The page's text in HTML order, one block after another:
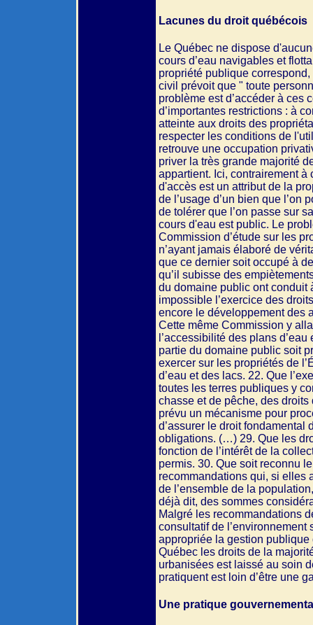
Lacunes du droit québécois
Le Québec ne dispose
cours d’eau navigables et
propriété publique
civil prévoit que " toute
problème est d’accéder à ces
d’importantes restrictions : à
atteinte aux droits des
respecter les conditions de
retrouve une occupation
priver la très grande majorité
appartient. Ici, contrairement
d'accès est un attribut de la
de l’usage d’un bien que
de tolérer que l’on passe sur
cours d'eau est public. Le
Commission d’étude sur les
n’ayant jamais élaboré de
que ce dernier soit occupé à
qu’il subisse des
du domaine public ont conduit
impossible l’exercice des
encore le développement des
Cette même Commission y
l’accessibilité des plans
partie du domaine public soit
exercer sur les propriétés de
d’eau et des lacs. 22. Que
toutes les terres publiques y
chasse et de pêche, des
prévu un mécanisme pour
d’assurer le droit fondamental
obligations. (…) 29. Que les
fonction de l’intérêt de la
permis. 30. Que soit reconnu
recommandations qui, si elles
de l’ensemble de la
déjà dit, des sommes
Malgré les recommandations
consultatif de
appropriée la gestion
Québec les droits de la
urbanisées est laissé au soin
pratiquent est loin d’être une
Une pratique